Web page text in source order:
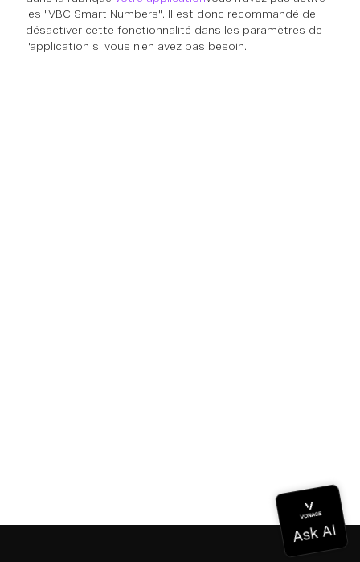
les "VBC Smart Numbers". Il est donc recommandé de
désactiver cette fonctionnalité dans les paramètres de
l'application si vous n'en avez pas besoin.